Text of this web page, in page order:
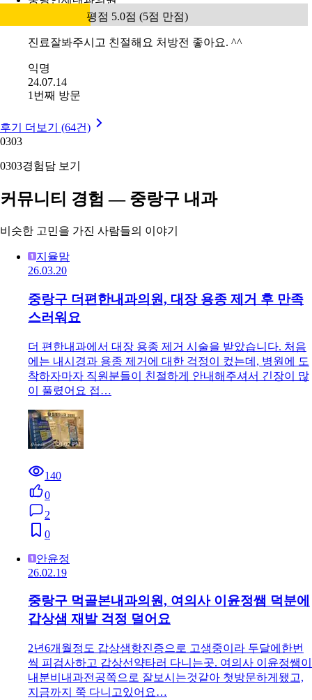
평점 5.0점 (5점 만점)
진료잘봐주시고 친절해요 처방전 좋아요. ^^
익명
24.07.14
1번째 방문
후기 더보기 (64건)
0303
0303경험담 보기
커뮤니티 경험 — 중랑구 내과
비슷한 고민을 가진 사람들의 이야기
지율맘
26.03.20
중랑구 더편한내과의원, 대장 용종 제거 후 만족
스러워요
더 편한내과에서 대장 용종 제거 시술을 받았습니다. 처음
에는 내시경과 용종 제거에 대한 걱정이 컸는데, 병원에 도
착하자마자 직원분들이 친절하게 안내해주셔서 긴장이 많
이 풀렸어요 접…
140
0
2
0
안윤정
26.02.19
중랑구 먹골본내과의원, 여의사 이윤정쌤 덕분에
갑상샘 재발 걱정 덜어요
2년6개월정도 갑상샘항진증으로 고생중이라 두달에한번
씩 피검사하고 갑상선약타러 다니는곳. 여의사 이윤정쌤이
내분비내과전공쪽으로 잘보시는것같아 첫방문하게됐고,
지금까지 쭉 다니고있어요…